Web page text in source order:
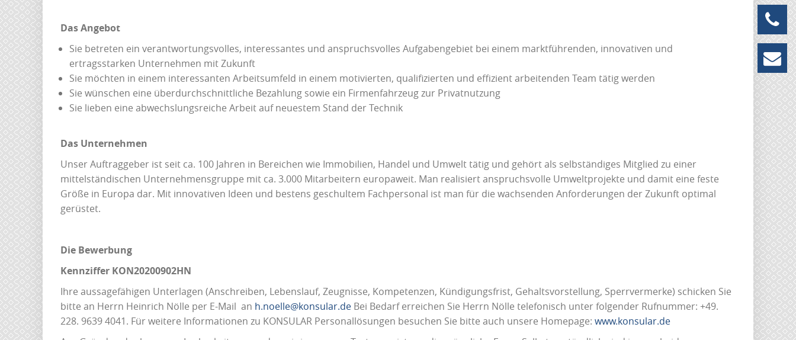
Das Angebot
Sie betreten ein verantwortungsvolles, interessantes und anspruchsvolles Aufgabengebiet bei einem marktführenden, innovativen und
ertragsstarken Unternehmen mit Zukunft
Sie möchten in einem interessanten Arbeitsumfeld in einem motivierten, qualifizierten und effizient arbeitenden Team tätig werden
Sie wünschen eine überdurchschnittliche Bezahlung sowie ein Firmenfahrzeug zur Privatnutzung
Sie lieben eine abwechslungsreiche Arbeit auf neuestem Stand der Technik
Das Unternehmen
Unser Auftraggeber ist seit ca. 100 Jahren in Bereichen wie Immobilien, Handel und Umwelt tätig und gehört als selbständiges Mitglied zu einer
mittelständischen Unternehmensgruppe mit ca. 3.000 Mitarbeitern europaweit. Man realisiert anspruchsvolle Umweltprojekte und damit eine feste
Größe in Europa dar. Mit innovativen Ideen und bestens geschultem Fachpersonal ist man für die wachsenden Anforderungen der Zukunft optimal
gerüstet.
Die Bewerbung
Kennziffer KON20200902HN
Ihre aussagefähigen Unterlagen (Anschreiben, Lebenslauf, Zeugnisse, Kompetenzen, Kündigungsfrist, Gehaltsvorstellung, Sperrvermerke) schicken Sie
bitte an Herrn Heinrich Nölle per E-Mail an h.noelle@konsular.de Bei Bedarf erreichen Sie Herrn Nölle telefonisch unter folgender Rufnummer: +49.
228. 9639 4041. Für weitere Informationen zu KONSULAR Personallösungen besuchen Sie bitte auch unsere Homepage: www.konsular.de
+49